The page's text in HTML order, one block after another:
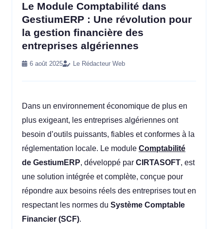
Le Module Comptabilité dans
GestiumERP : Une révolution pour
la gestion financière des
entreprises algériennes
6 août 2025 Le Rédacteur Web
Dans un environnement économique de plus en
plus exigeant, les entreprises algériennes ont
besoin d’outils puissants, fiables et conformes à la
réglementation locale. Le module Comptabilité
de GestiumERP, développé par CIRTASOFT, est
une solution intégrée et complète, conçue pour
répondre aux besoins réels des entreprises tout en
respectant les normes du Système Comptable
Financier (SCF).